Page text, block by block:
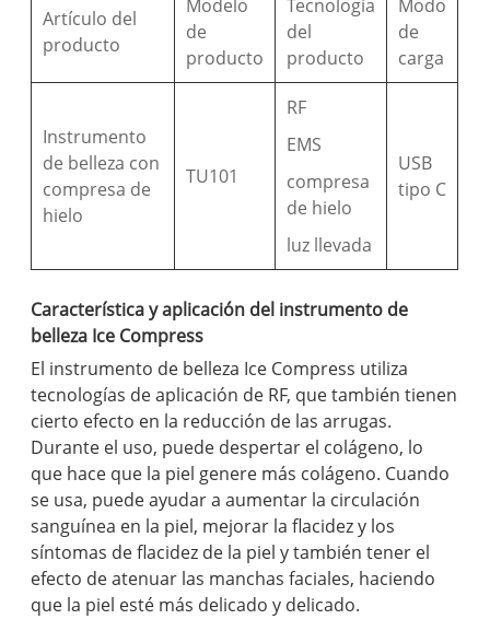
Artículo del
producto
Modelo
de
producto
Tecnología
del
producto
Modo
de
carga
Instrumento
de belleza con
compresa de
hielo
TU101
RF
EMS
compresa
de hielo
luz llevada
USB
tipo C
Característica y aplicación del instrumento de
belleza Ice Compress
El instrumento de belleza Ice Compress utiliza
tecnologías de aplicación de RF, que también tienen
cierto efecto en la reducción de las arrugas.
Durante el uso, puede despertar el colágeno, lo
que hace que la piel genere más colágeno. Cuando
se usa, puede ayudar a aumentar la circulación
sanguínea en la piel, mejorar la flacidez y los
síntomas de flacidez de la piel y también tener el
efecto de atenuar las manchas faciales, haciendo
que la piel esté más delicado y delicado.